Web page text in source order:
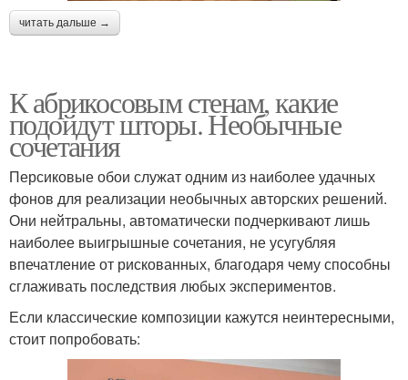
читать дальше →
К абрикосовым стенам, какие
подойдут шторы. Необычные
сочетания
Персиковые обои служат одним из наиболее удачных
фонов для реализации необычных авторских решений.
Они нейтральны, автоматически подчеркивают лишь
наиболее выигрышные сочетания, не усугубляя
впечатление от рискованных, благодаря чему способны
сглаживать последствия любых экспериментов.
Если классические композиции кажутся неинтересными,
стоит попробовать: